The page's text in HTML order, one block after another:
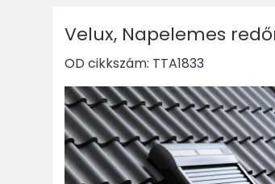
Velux, Napelemes
OD cikkszám: TTA1833